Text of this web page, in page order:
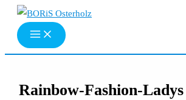
Zum
Inhalt
springen
Rainbow-Fashion-Ladys